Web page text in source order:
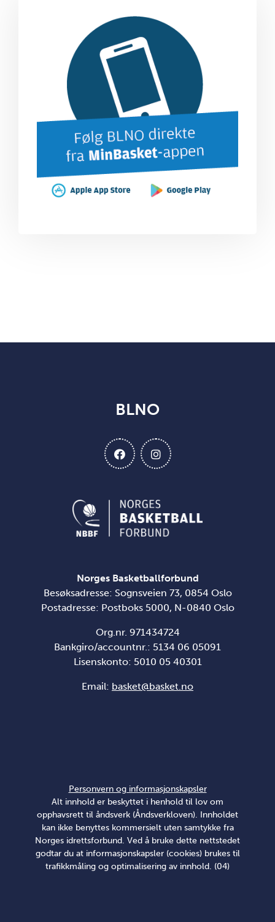
BLNO
Norges Basketballforbund
Besøksadresse: Sognsveien 73, 0854 Oslo
Postadresse: Postboks 5000, N-0840 Oslo
Org.nr. 971434724
Bankgiro/accountnr.: 5134 06 05091
Lisenskonto: 5010 05 40301
Email: basket@basket.no
Personvern og informasjonskapsler
Alt innhold er beskyttet i henhold til lov om
opphavsrett til åndsverk (Åndsverkloven). Innholdet
kan ikke benyttes kommersielt uten samtykke fra
Norges idrettsforbund. Ved å bruke dette nettstedet
godtar du at informasjonskapsler (cookies) brukes til
trafikkmåling og optimalisering av innhold. (04)